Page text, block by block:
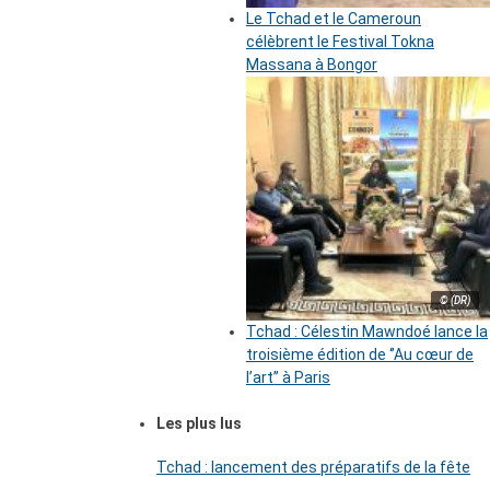
Le Tchad et le Cameroun
célèbrent le Festival Tokna
Massana à Bongor
© (DR)
Tchad : Célestin Mawndoé lance la
troisième édition de ‘’Au cœur de
l’art’’ à Paris
Les plus lus
Tchad : lancement des préparatifs de la fête